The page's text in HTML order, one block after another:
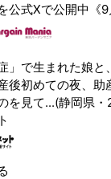
公式Xで公開中《9
」で生まれた娘
後初めての夜、助
を見て...(静岡県